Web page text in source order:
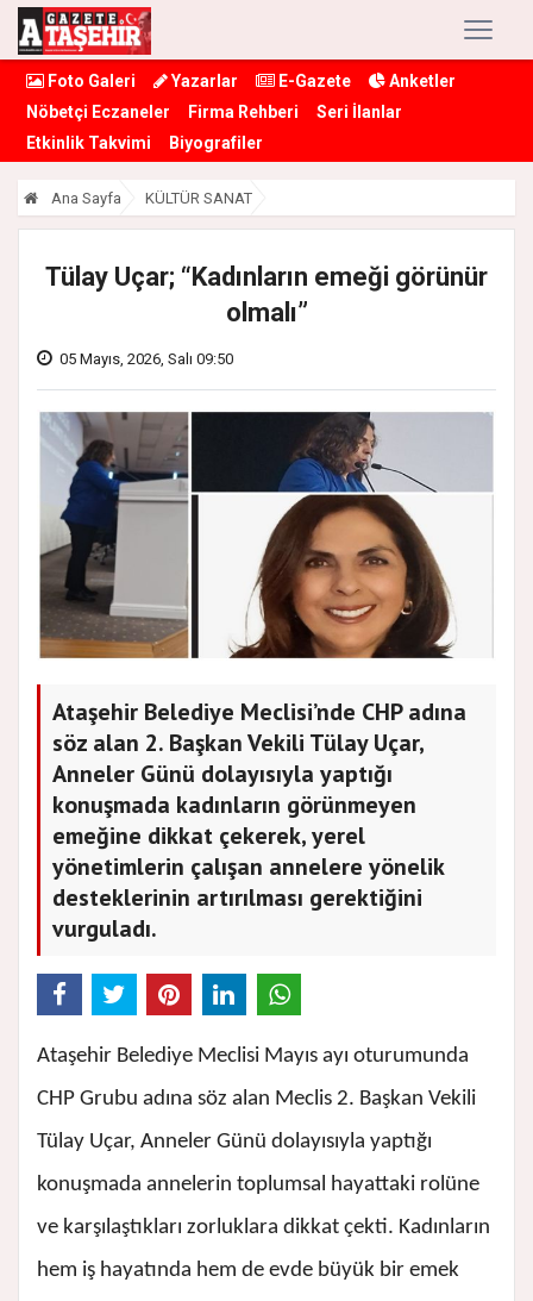
Foto Galeri Yazarlar E-Gazete
Anketler
Nöbetçi Eczaneler
Firma Rehberi
Seri İlanlar
Etkinlik Takvimi
Biyografiler
Ana Sayfa KÜLTÜR SANAT
Tülay Uçar; “Kadınların emeği görünür
olmalı”
05 Mayıs, 2026, Salı 09:50
Ataşehir Belediye Meclisi’nde CHP adına
söz alan 2. Başkan Vekili Tülay Uçar,
Anneler Günü dolayısıyla yaptığı
konuşmada kadınların görünmeyen
emeğine dikkat çekerek, yerel
yönetimlerin çalışan annelere yönelik
desteklerinin artırılması gerektiğini
vurguladı.
Ataşehir Belediye Meclisi Mayıs ayı oturumunda
CHP Grubu adına söz alan Meclis 2. Başkan Vekili
Tülay Uçar, Anneler Günü dolayısıyla yaptığı
konuşmada annelerin toplumsal hayattaki rolüne
ve karşılaştıkları zorluklara dikkat çekti. Kadınların
hem iş hayatında hem de evde büyük bir emek